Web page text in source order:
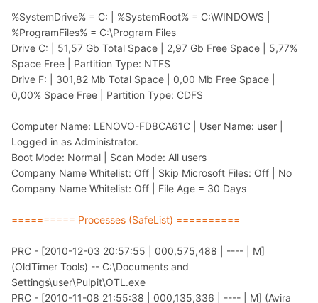
%SystemDrive% = C: | %SystemRoot% = C:\WINDOWS |
%ProgramFiles% = C:\Program Files
Drive C: | 51,57 Gb Total Space | 2,97 Gb Free Space | 5,77%
Space Free | Partition Type: NTFS
Drive F: | 301,82 Mb Total Space | 0,00 Mb Free Space |
0,00% Space Free | Partition Type: CDFS
Computer Name: LENOVO-FD8CA61C | User Name: user |
Logged in as Administrator.
Boot Mode: Normal | Scan Mode: All users
Company Name Whitelist: Off | Skip Microsoft Files: Off | No
Company Name Whitelist: Off | File Age = 30 Days
========== Processes (SafeList) ==========
PRC - [2010-12-03 20:57:55 | 000,575,488 | ---- | M]
(OldTimer Tools) -- C:\Documents and
Settings\user\Pulpit\OTL.exe
PRC - [2010-11-08 21:55:38 | 000,135,336 | ---- | M] (Avira